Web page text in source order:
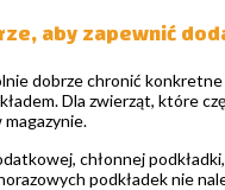
aby zapewnić
dobrze chronić konkretne
Dla zwierząt, które
chłonnej
podkładek nie